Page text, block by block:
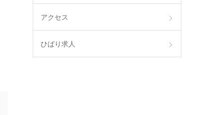
アクセス
ひばり求人